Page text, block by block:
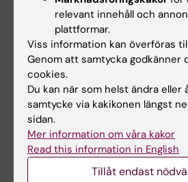
Telefon:
+46852483501
E-post:
parvin.tavakol.olofsson@ki.se
Anna Hellström
Kursadministratör
relevant innehåll och
plattformar.
Viss information kan överföras
Genom att samtycka godkänner
cookies.
Du kan när som helst ändra eller
samtycke via kakikonen längst
sidan.
Mer information om våra kakor
Read this information in English
Tillåt endast